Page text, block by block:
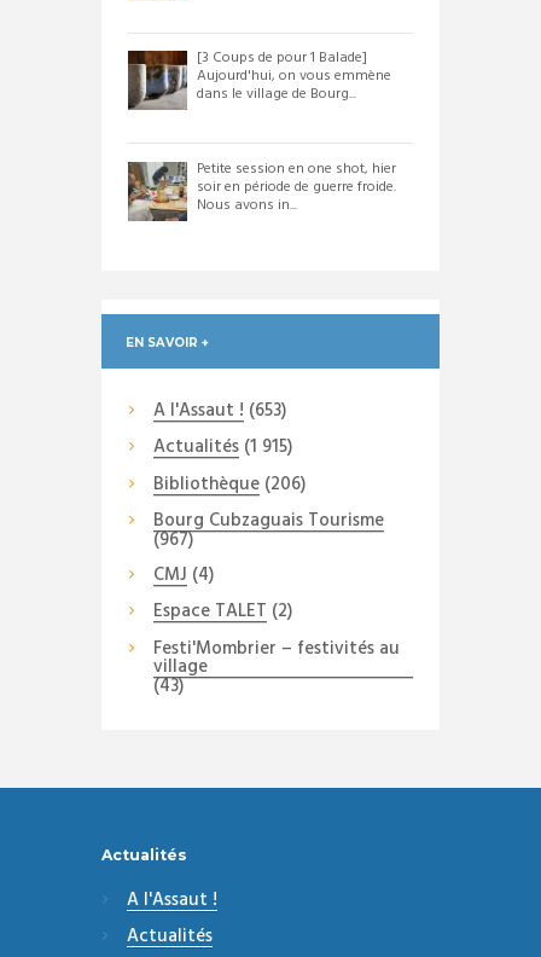
[3 Coups de pour 1 Balade]
Aujourd'hui, on vous emmène
dans le village de Bourg...
Petite session en one shot, hier
soir en période de guerre froide.
Nous avons in...
EN SAVOIR +
A l'Assaut ! (653)
Actualités(1 915)
Bibliothèque(206)
Bourg Cubzaguais Tourisme
(967)
CMJ (4)
Espace TALET (2)
Festi'Mombrier – festivités au
village
(43)
Actualités
A l'Assaut !
Actualités